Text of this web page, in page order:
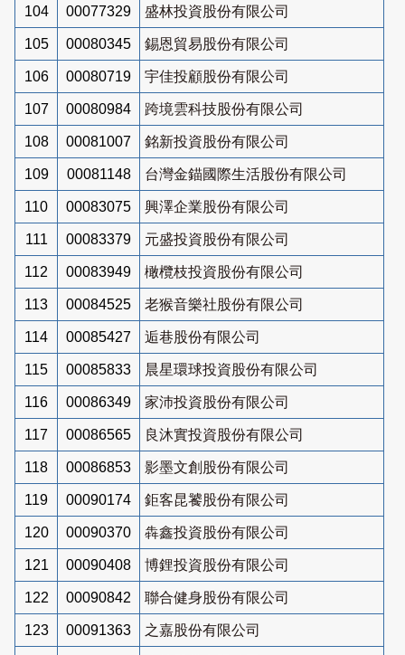
104 00077329 盛林投資股份有限公司
105 00080345 錫恩貿易股份有限公司
106 00080719 宇佳投顧股份有限公司
107 00080984 跨境雲科技股份有限公司
108 00081007 銘新投資股份有限公司
109 00081148 台灣金錨國際生活股份有限公司
110 00083075 興澤企業股份有限公司
111 00083379 元盛投資股份有限公司
112 00083949 橄欖枝投資股份有限公司
113 00084525 老猴音樂社股份有限公司
114 00085427 逅巷股份有限公司
115 00085833 晨星環球投資股份有限公司
116 00086349 家沛投資股份有限公司
117 00086565 良沐實投資股份有限公司
118 00086853 影墨文創股份有限公司
119 00090174 鉅客昆饕股份有限公司
120 00090370 犇鑫投資股份有限公司
121 00090408 博鋰投資股份有限公司
122 00090842 聯合健身股份有限公司
123 00091363 之嘉股份有限公司